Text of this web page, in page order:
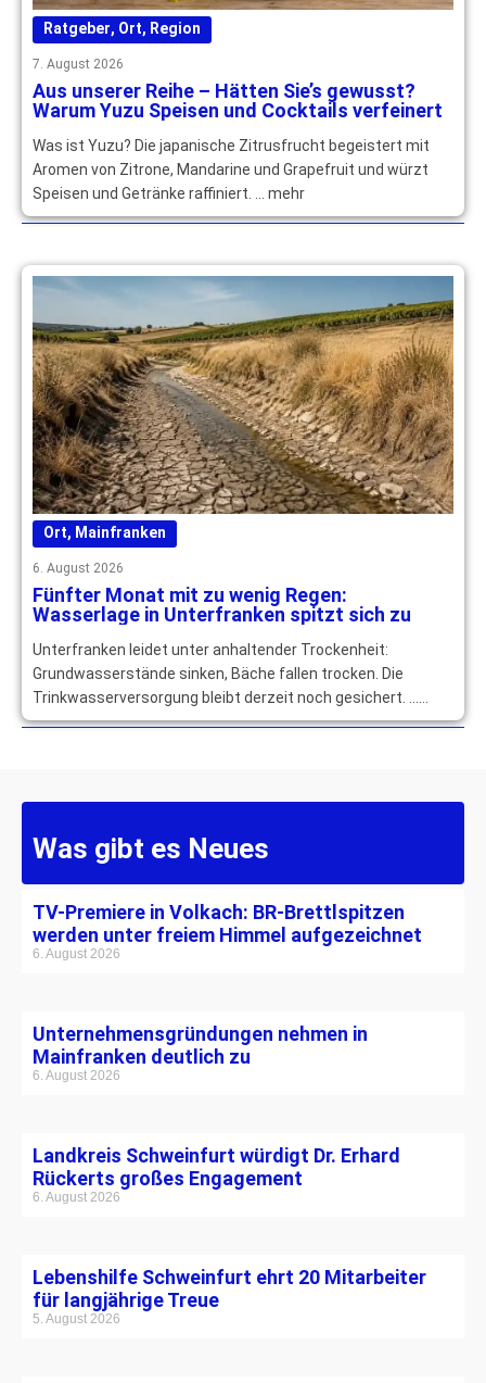
Ratgeber, Ort, Region
7. August 2026
Aus unserer Reihe – Hätten Sie’s gewusst?
Warum Yuzu Speisen und Cocktails verfeinert
Was ist Yuzu? Die japanische Zitrusfrucht begeistert mit
Aromen von Zitrone, Mandarine und Grapefruit und würzt
Speisen und Getränke raffiniert. … mehr
Ort, Mainfranken
6. August 2026
Fünfter Monat mit zu wenig Regen:
Wasserlage in Unterfranken spitzt sich zu
Unterfranken leidet unter anhaltender Trockenheit:
Grundwasserstände sinken, Bäche fallen trocken. Die
Trinkwasserversorgung bleibt derzeit noch gesichert. …
mehr
Was gibt es Neues
TV-Premiere in Volkach: BR-Brettlspitzen
werden unter freiem Himmel aufgezeichnet
6. August 2026
Unternehmensgründungen nehmen in
Mainfranken deutlich zu
6. August 2026
Landkreis Schweinfurt würdigt Dr. Erhard
Rückerts großes Engagement
6. August 2026
Lebenshilfe Schweinfurt ehrt 20 Mitarbeiter
für langjährige Treue
5. August 2026